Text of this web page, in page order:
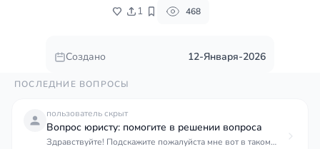
1 468
Создано 12-Января-2026
ПОСЛЕДНИЕ ВОПРОСЫ
пользователь скрыт
Вопрос юристу: помогите в решении вопроса
Здравствуйте! Подскажите пожалуйста мне вот в таком